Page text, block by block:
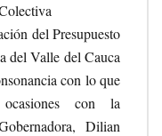
del Presupuesto
del Valle del Cauca
con lo que
con la
Dilian